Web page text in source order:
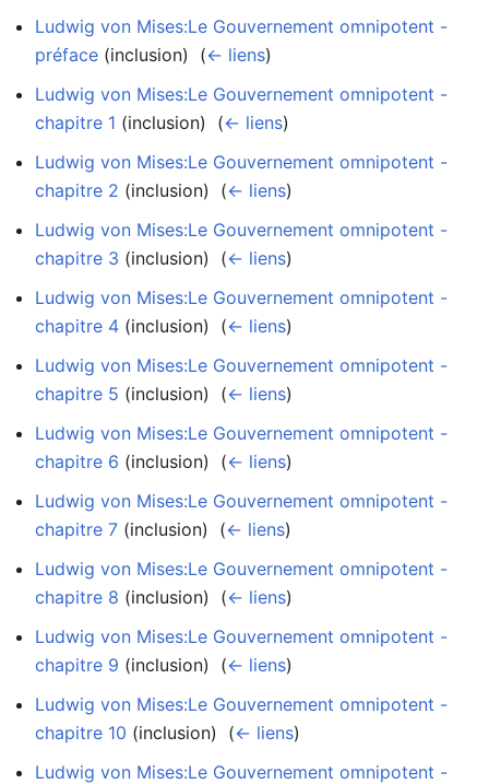
Ludwig von Mises:Le Gouvernement omnipotent -
préface (inclusion) ‎ (← liens)
Ludwig von Mises:Le Gouvernement omnipotent -
chapitre 1 (inclusion) ‎ (← liens)
Ludwig von Mises:Le Gouvernement omnipotent -
chapitre 2 (inclusion) ‎ (← liens)
Ludwig von Mises:Le Gouvernement omnipotent -
chapitre 3 (inclusion) ‎ (← liens)
Ludwig von Mises:Le Gouvernement omnipotent -
chapitre 4 (inclusion) ‎ (← liens)
Ludwig von Mises:Le Gouvernement omnipotent -
chapitre 5 (inclusion) ‎ (← liens)
Ludwig von Mises:Le Gouvernement omnipotent -
chapitre 6 (inclusion) ‎ (← liens)
Ludwig von Mises:Le Gouvernement omnipotent -
chapitre 7 (inclusion) ‎ (← liens)
Ludwig von Mises:Le Gouvernement omnipotent -
chapitre 8 (inclusion) ‎ (← liens)
Ludwig von Mises:Le Gouvernement omnipotent -
chapitre 9 (inclusion) ‎ (← liens)
Ludwig von Mises:Le Gouvernement omnipotent -
chapitre 10 (inclusion) ‎ (← liens)
Ludwig von Mises:Le Gouvernement omnipotent -